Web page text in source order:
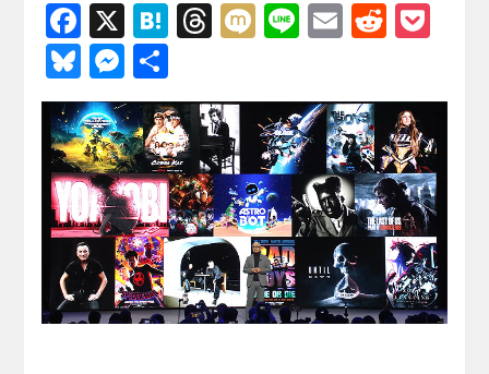
F
a
c
e
b
o
o
k
X
H
e
n
a
T
e
a
d
s
M
Li
e
E
ail
R
d
di
t
ck
Bl
u
e
sk
y
M
e
ss
e
n
g
er
有